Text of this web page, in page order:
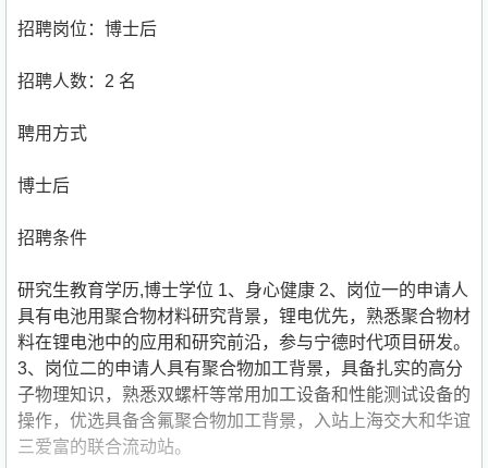
招聘岗位：博士后
招聘人数：2 名
聘用方式
博士后
招聘条件
研究生教育学历,博士学位 1、身心健康 2、岗位一的申请人
具有电池用聚合物材料研究背景，锂电优先，熟悉聚合物材
料在锂电池中的应用和研究前沿，参与宁德时代项目研发。
3、岗位二的申请人具有聚合物加工背景，具备扎实的高分
子物理知识，熟悉双螺杆等常用加工设备和性能测试设备的
操作，优选具备含氟聚合物加工背景，入站上海交大和华谊
三爱富的联合流动站。